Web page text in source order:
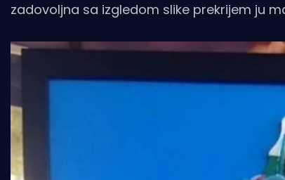
zadovoljna sa izgledom slike prekrijem ju